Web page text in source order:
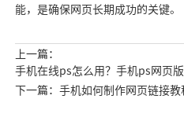
能，是确保网页长期成功的关键。
上一篇：
手机在线ps怎么用？手机ps网页
下一篇：手机如何制作网页链接